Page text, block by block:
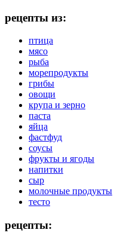
рецепты из:
птица
мясо
рыба
морепродукты
грибы
овощи
крупа и зерно
паста
яйца
фастфуд
соусы
фрукты и ягоды
напитки
сыр
молочные продукты
тесто
рецепты: